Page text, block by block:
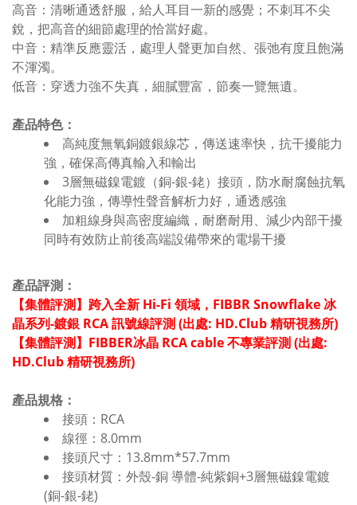
高音：清晰通透舒服，給人耳目一新的感覺；不刺耳不尖
銳，把高音的細節處理的恰當好處。
中音：精準反應靈活，處理人聲更加自然、張弛有度且飽滿
不渾濁。
低音：穿透力強不失真，細膩豐富，節奏一覽無遺。
產品特色：
高純度無氧銅鍍銀線芯，傳送速率快，抗干擾能力
強，確保高傳真輸入和輸出
3層無磁鎳電鍍（銅-銀-銠）接頭，防水耐腐蝕抗氧
化能力強，傳導性聲音解析力好，通透感強
加粗線身與高密度編織，耐磨耐用、減少內部干擾
同時有效防止前後高端設備帶來的電場干擾
產品評測：
【集體評測】跨入全新 Hi-Fi 領域，FIBBR Snowflake 冰
晶系列-鍍銀 RCA 訊號線評測 (出處: HD.Club 精研視務所)
【集體評測】FIBBER冰晶 RCA cable 不專業評測 (出處:
HD.Club 精研視務所)
產品規格：
接頭：RCA
線徑：8.0mm
接頭尺寸：13.8mm*57.7mm
接頭材質：外殼-銅 導體-純紫銅+3層無磁鎳電鍍
(銅-銀-銠)